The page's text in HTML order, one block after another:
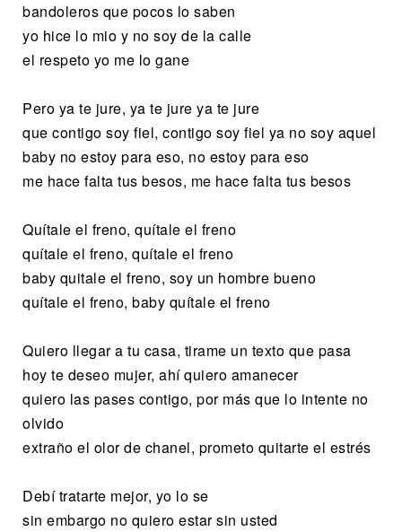
bandoleros que pocos lo saben
yo hice lo mio y no soy de la calle
el respeto yo me lo gane
Pero ya te jure, ya te jure ya te jure
que contigo soy fiel, contigo soy fiel ya no soy aquel
baby no estoy para eso, no estoy para eso
me hace falta tus besos, me hace falta tus besos
Quítale el freno, quítale el freno
quítale el freno, quítale el freno
baby quitale el freno, soy un hombre bueno
quítale el freno, baby quítale el freno
Quiero llegar a tu casa, tirame un texto que pasa
hoy te deseo mujer, ahí quiero amanecer
quiero las pases contigo, por más que lo intente no
olvido
extraño el olor de chanel, prometo quitarte el estrés
Debí tratarte mejor, yo lo se
sin embargo no quiero estar sin usted